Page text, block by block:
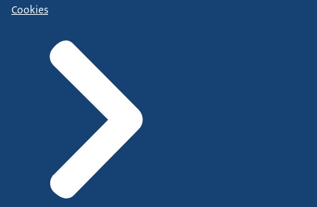
Cookies